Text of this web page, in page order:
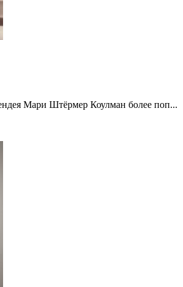
Мари Штёрмер Коулман более поп...